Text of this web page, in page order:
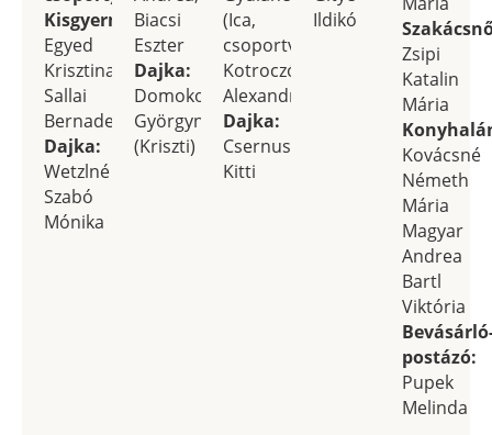
2023-as, a 2023-2024-es, a 2024-2025-ös nevelési évben
is kölcsönöztünk a Lóczy alapítványtól két
mozgásfejlesztő eszközt (1 db Pikler komplett labirintust
és 1 db teljes Gabi dobogót), ezeket a 2025-2026-os
nevelési évre is rendelkezésünkre bocsájtották, illetve
most már szinte minden csoportunkban rendelkezésre
állnak ezek az eszközök.
Kisgyermeknevelők:
Egyed
Krisztina,
Sallai
Bernadett
Dajka:
Wetzlné
Szabó
Mónika
Biacsi
Eszter
Dajka:
Domokos
Györgyné
(Kriszti)
(Ica,
csoportvezető),
Kotroczó
Alexandra
Dajka:
Csernus
Kitti
Ildikó
Zsipi
Katalin
Mária
Kovácsné
Németh
Mária
Magyar
Andrea
Bartl
Viktória
postázó:
Pupek
Melinda